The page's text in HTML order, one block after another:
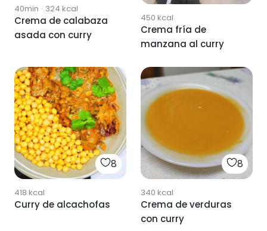
40min · 324 kcal
Crema de calabaza
asada con curry
450 kcal
Crema fría de
manzana al curry
8
418 kcal
Curry de alcachofas
8
340 kcal
Crema de verduras
con curry